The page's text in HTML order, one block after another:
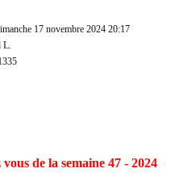
17 novembre 2024 20:17
L.
de la semaine 47 - 2024